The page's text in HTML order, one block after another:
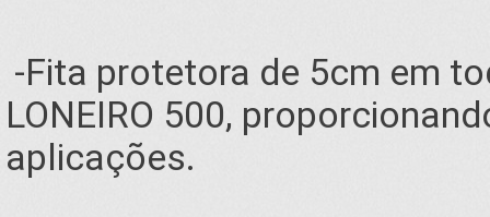
-Fita protetora de 5cm em
LONEIRO 500,
aplicações.